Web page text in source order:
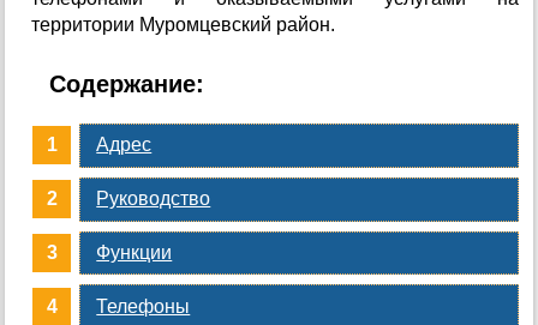
территории Муромцевский район.
Содержание:
Адрес
Руководство
Функции
Телефоны